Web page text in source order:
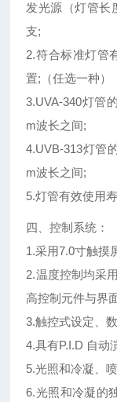
发光源（灯管长
支;
2.符合标准灯管
置;（任选一种）
3.UVA-340灯管
m波长之间;
4.UVB-313灯管
m波长之间;
5.灯管有效使用
四、控制系统：
1.采用7.0寸触摸
2.温度控制均采
高控制元件与界
3.触控式设定、
4.具有P.I.D 自动
5.光照和冷凝、
6.光照和冷凝的